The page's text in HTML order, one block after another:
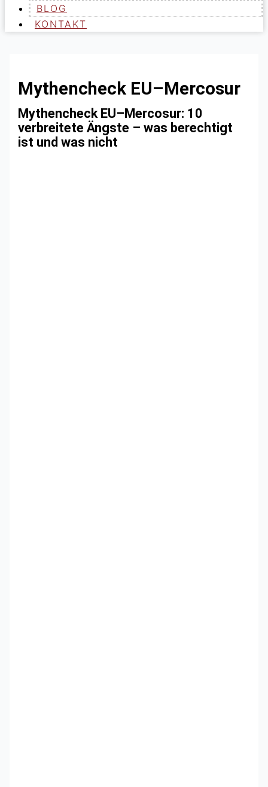
BLOG
KONTAKT
Mythencheck EU–Mercosur
Mythencheck EU–Mercosur: 10
verbreitete Ängste – was berechtigt
ist und was nicht